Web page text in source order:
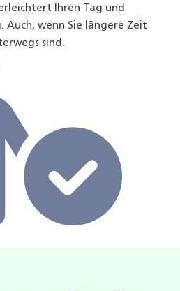
Ihren Tag und
Auch, wenn Sie längere Zeit
sind.